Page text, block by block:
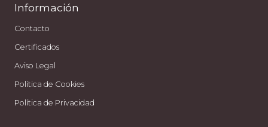
Información
Contacto
Certificados
Aviso Legal
Política de Cookies
Política de Privacidad